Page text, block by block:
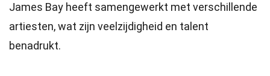
James Bay heeft samengewerkt met verschillende
artiesten, wat zijn veelzijdigheid en talent
benadrukt.